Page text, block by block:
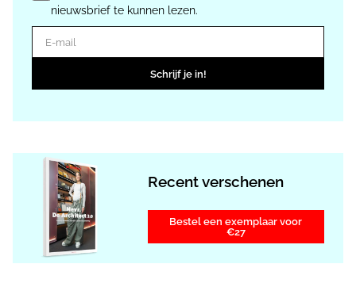
nieuwsbrief te kunnen lezen.
E-mail
Schrijf je in!
Recent verschenen
Bestel een exemplaar voor
€27